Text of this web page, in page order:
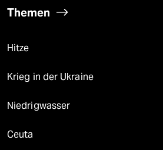
Themen
Hitze
Krieg in der Ukraine
Niedrigwasser
Ceuta